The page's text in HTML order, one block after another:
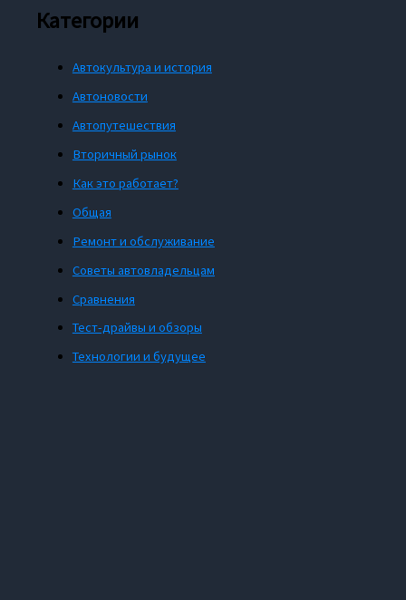
Категории
Автокультура и история
Автоновости
Автопутешествия
Вторичный рынок
Как это работает?
Общая
Ремонт и обслуживание
Советы автовладельцам
Сравнения
Тест-драйвы и обзоры
Технологии и будущее